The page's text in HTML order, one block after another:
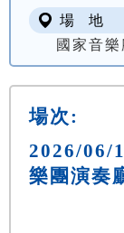
場 地
國家音
場次:
2026/06/
樂團演奏